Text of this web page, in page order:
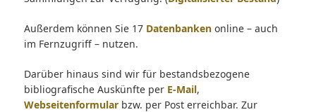
Außerdem können Sie 17 Datenbankenonline – auch
im Fernzugriff – nutzen.
Darüber hinaus sind wir für bestandsbezogene
bibliografische Auskünfte per E-Mail,
Webseitenformularbzw. per Post erreichbar. Zur